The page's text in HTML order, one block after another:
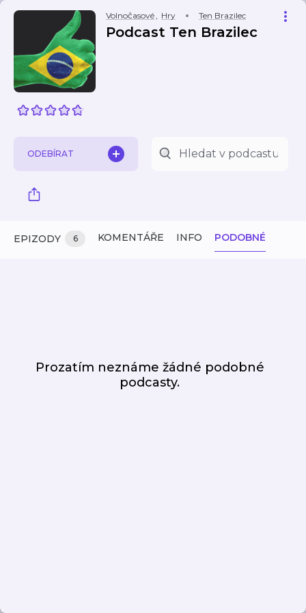
Volnočasové, Hry Ten Brazilec
Podcast Ten Brazilec
ODEBÍRAT
EPIZODY 6 KOMENTÁŘE INFO PODOBNÉ
Prozatím neznáme žádné podobné
podcasty.